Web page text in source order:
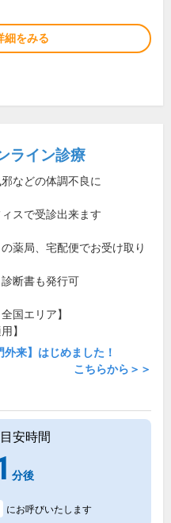
細をみる
ライン診療
などの体調不良に
スで受診出来ます
薬局、宅配便でお受け取り
断書も発行可
国エリア】
】
外来】はじめました！
こちらから＞＞
安時間
分後
にお呼びいたします